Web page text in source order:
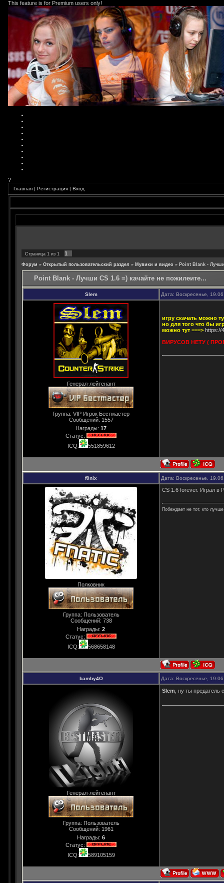
This feature is for Premium users only!
?
Главная | Регистрация | Вход
Страница 1 из 1 1
Форум » Открытый пользовательский раздел » Мувики и видео » Point Blank -
Point Blank - Лучши CS 1.6 =) качайте не пожилеите...
Slem Дата: Воскресенье,
Генерал-лейтенант
Группа: VIP Игрок Бестмастер
Сообщений: 1557
Награды: 17
Статус:
ICQ:
551859612
игру скачать можно
но для того что бы
можно тут ===> https://
ВИРУСОВ НЕТУ (
f0nix Дата: Воскресенье,
Полковник
Группа: Пользователь
Сообщений: 738
Награды: 2
Статус:
ICQ:
568658148
CS 1.6 forever. Играл в
Побеждает не тот, кто
bamby4O Дата: Воскресенье,
Генерал-лейтенант
Группа: Пользователь
Сообщений: 1961
Награды: 6
Статус:
ICQ:
589105159
Slem , ну ты предатель